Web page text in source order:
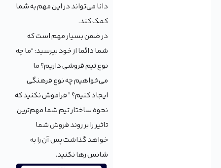
دانا می‌تواند در این مهم به شما
کمک کند.
در ضمن بسیار مهم است که
شما دائما از خود بپرسید: “ما چه
نوع تیم فروشی داریم؟ ما
می‌خواهیم چه نوع فرهنگی
ایجاد کنیم؟ ” فراموش نکنید که
نحوه ساختار تیم شما مهم‌ترین
تاثیر را بر روند فروش شما
خواهد گذاشت پس آن را به
شانس رها نکنید.